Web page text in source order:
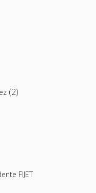
(2)
FIJET